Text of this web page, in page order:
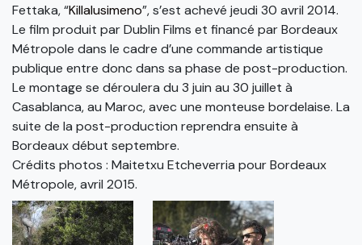
Fettaka, “Killalusimeno”, s’est achevé jeudi 30 avril 2014.
Le film produit par Dublin Films et financé par Bordeaux
Métropole dans le cadre d’une commande artistique
publique entre donc dans sa phase de post-production.
Le montage se déroulera du 3 juin au 30 juillet à
Casablanca, au Maroc, avec une monteuse bordelaise. La
suite de la post-production reprendra ensuite à
Bordeaux début septembre.
Crédits photos : Maitetxu Etcheverria pour Bordeaux
Métropole, avril 2015.